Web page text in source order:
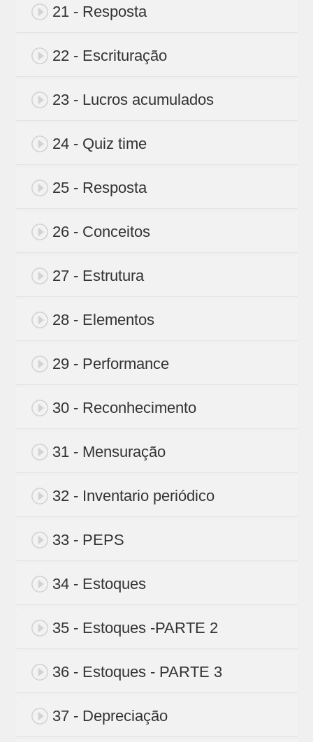
21 - Resposta
22 - Escrituração
23 - Lucros acumulados
24 - Quiz time
25 - Resposta
26 - Conceitos
27 - Estrutura
28 - Elementos
29 - Performance
30 - Reconhecimento
31 - Mensuração
32 - Inventario periódico
33 - PEPS
34 - Estoques
35 - Estoques -PARTE 2
36 - Estoques - PARTE 3
37 - Depreciação